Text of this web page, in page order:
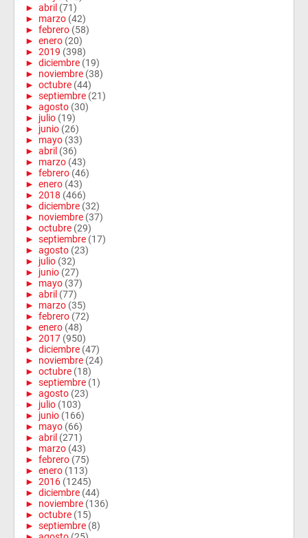
► abril (71)
► marzo (42)
► febrero (58)
► enero (20)
► 2019 (398)
► diciembre (19)
► noviembre (38)
► octubre (44)
► septiembre (21)
► agosto (30)
► julio (19)
► junio (26)
► mayo (33)
► abril (36)
► marzo (43)
► febrero (46)
► enero (43)
► 2018 (466)
► diciembre (32)
► noviembre (37)
► octubre (29)
► septiembre (17)
► agosto (23)
► julio (32)
► junio (27)
► mayo (37)
► abril (77)
► marzo (35)
► febrero (72)
► enero (48)
► 2017 (950)
► diciembre (47)
► noviembre (24)
► octubre (18)
► septiembre (1)
► agosto (23)
► julio (103)
► junio (166)
► mayo (66)
► abril (271)
► marzo (43)
► febrero (75)
► enero (113)
► 2016 (1245)
► diciembre (44)
► noviembre (136)
► octubre (15)
► septiembre (8)